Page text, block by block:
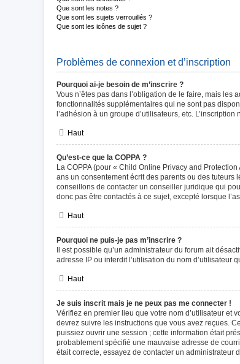
Que sont les notes ?
Que sont les sujets verrouillés ?
Que sont les icônes de sujet ?
Problèmes de connexion et d’inscription
Pourquoi ai-je besoin de m’inscrire ?
Vous n’êtes pas dans l’obligation de le faire, mais
fonctionnalités supplémentaires qui ne sont pas
l’adhésion à un groupe d’utilisateurs, etc.
Haut
Qu’est-ce que la COPPA ?
La COPPA (pour « Child Online Privacy and
ans un consentement écrit des parents ou des tuteurs
conseillons de contacter un conseiller juridique qui
donc pas être contactés à ce sujet, excepté lorsque
Haut
Pourquoi ne puis-je pas m’inscrire ?
Il est possible qu’un administrateur du forum ait
adresse IP ou interdit l’utilisation du nom d’utilisateur
Haut
Je suis inscrit mais je ne peux pas me connecter !
Vérifiez en premier lieu que votre nom d’utilisateur et
devrez suivre les instructions que vous avez reçues.
puissiez ouvrir une session ; cette information était
probablement spécifié une mauvaise adresse de
était correcte, essayez de contacter un administrateur